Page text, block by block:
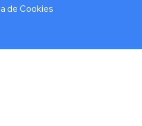
de Cookies